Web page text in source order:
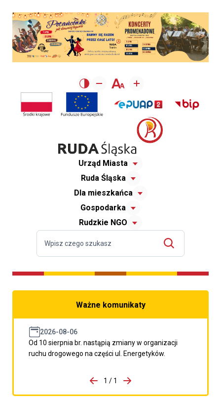
Urząd Miasta
Ruda Śląska
Dla mieszkańca
Gospodarka
Rudzkie NGO
Ważne komunikaty
2026-08-06
Od 10 sierpnia br. nastąpią zmiany w organizacji
ruchu drogowego na części ul. Energetyków.
porzpedniego komunikatu
1 / 1
Przejdź do następnego